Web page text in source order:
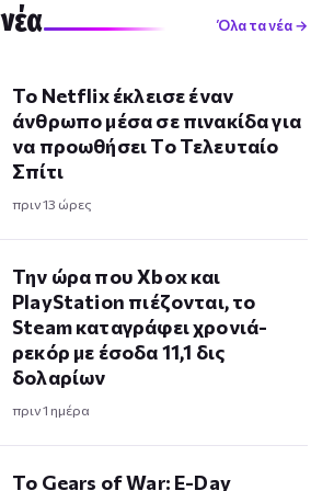
Όλα τα νέα →
Το Netflix έκλεισε έναν
άνθρωπο μέσα σε πινακίδα για
να προωθήσει Το Τελευταίο
Σπίτι
πριν 13 ώρες
Την ώρα που Xbox και
PlayStation πιέζονται, το
Steam καταγράφει χρονιά-
ρεκόρ με έσοδα 11,1 δις
δολαρίων
πριν 1 ημέρα
Το Gears of War: E-Day